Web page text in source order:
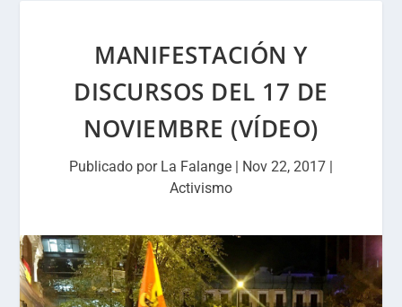
MANIFESTACIÓN Y
DISCURSOS DEL 17 DE
NOVIEMBRE (VÍDEO)
Publicado por La Falange | Nov 22, 2017 |
Activismo